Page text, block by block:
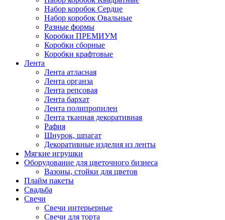
Набор коробок Сердце
Набор коробок Овальные
Разные формы
Коробки ПРЕМИУМ
Коробки сборные
Коробки крафтовые
Лента
Лента атласная
Лента органза
Лента репсовая
Лента бархат
Лента полипропилен
Лента тканная декоративная
Рафия
Шнурок, шпагат
Декоративные изделия из ленты
Мягкие игрушки
Оборудование для цветочного бизнеса
Вазоны, стойки для цветов
Плайм пакеты
Свадьба
Свечи
Свечи интерьерные
Свечи для торта